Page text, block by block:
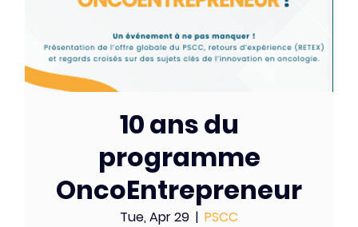
10 ans du
programme
OncoEntrepreneur
Tue, Apr 29
  |
PSCC